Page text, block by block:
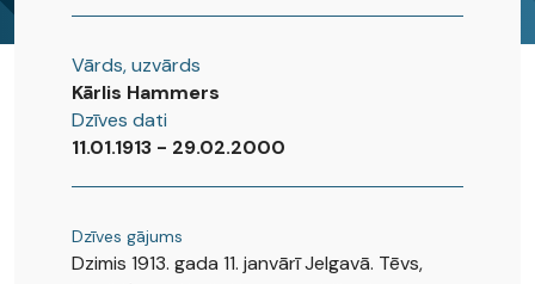
Vārds, uzvārds
Kārlis Hammers
Dzīves dati
11.01.1913 - 29.02.2000
Dzīves gājums
Dzimis 1913. gada 11. janvārī Jelgavā. Tēvs,